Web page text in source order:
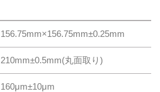
156.75mm×156.75mm±0.25mm
210mm±0.5mm(丸面取り)
160μm±10μm